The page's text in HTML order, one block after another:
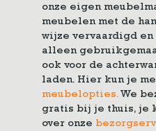
onze eigen
meubelen met de
wijze vervaardigd en
alleen
ook voor de
laden. Hier kun je
meubelopties. We
gratis bij je thuis, je
over onze